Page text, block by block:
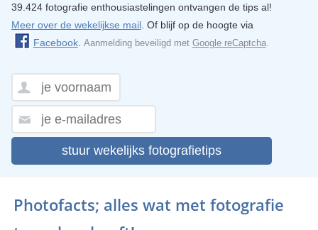
39.424 fotografie enthousiastelingen ontvangen de tips al!
Meer over de wekelijkse mail. Of blijf op de hoogte via
Facebook. Aanmelding beveiligd met Google reCaptcha.
stuur wekelijks fotografietips
Photofacts; alles wat met fotografie